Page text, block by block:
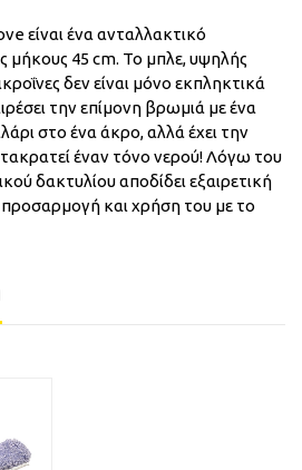
είναι ένα ανταλλακτικό
μήκους 45 cm. Το μπλε, υψηλής
δεν είναι μόνο εκπληκτικά
την επίμονη βρωμιά με ένα
στο ένα άκρο, αλλά έχει την
έναν τόνο νερού! Λόγω του
δακτυλίου αποδίδει εξαιρετική
και χρήση του με το